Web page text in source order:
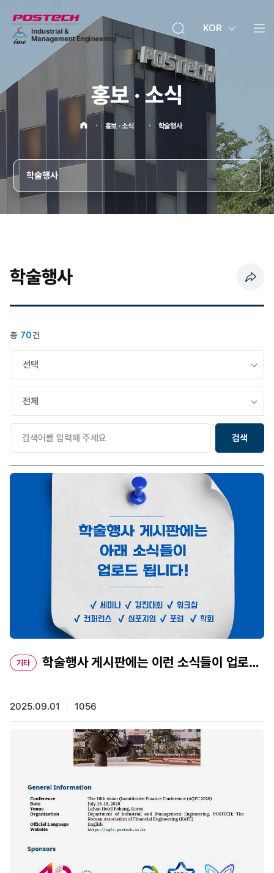
KOR
홍보 · 소식
홍보 · 소식 학술행사
학술행사
학술행사
검색
총 70건
기타
학술행사 게시판에는 이런 소식들이 업로드
2025.09.01 1056